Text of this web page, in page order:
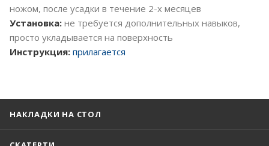
ножом, после усадки в течение 2-х месяцев
Установка: не требуется дополнительных навыков,
просто укладывается на поверхность
Инструкция: прилагается
НАКЛАДКИ НА СТОЛ